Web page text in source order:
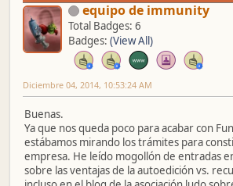
equipo de immunity
Total Badges: 6
Badges: (View All)
Diciembre 04, 2014, 10:53:24 AM
Buenas.
Ya que nos queda poco para acabar con
estábamos mirando los trámites para
empresa. He leído mogollón de entradas
sobre las ventajas de la autoedición vs.